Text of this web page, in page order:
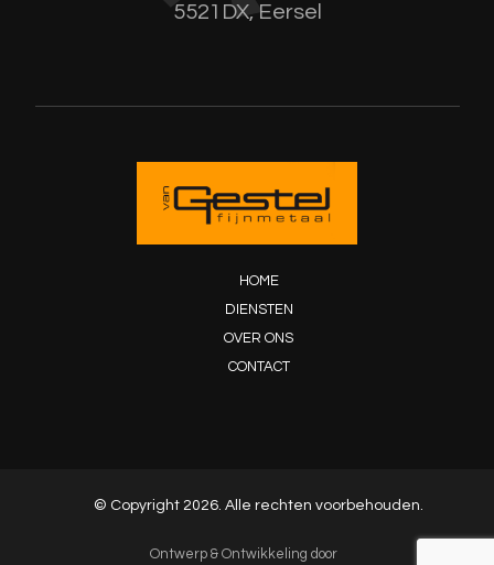
5521DX, Eersel
HOME
DIENSTEN
OVER ONS
CONTACT
© Copyright 2026. Alle rechten voorbehouden.
Ontwerp & Ontwikkeling door